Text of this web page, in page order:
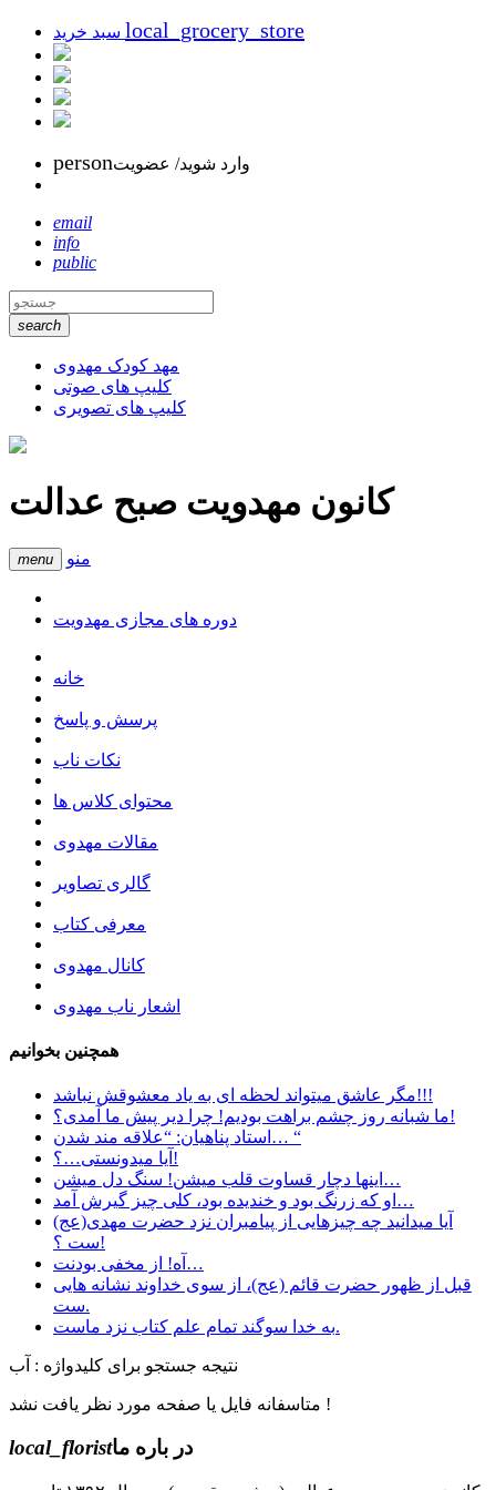
local_grocery_store
personوارد شوید/ عضویت
email
info
public
search
مهد کودک مهدوی
کلیپ های صوتی
کلیپ های تصویری
کانون مهدویت صبح عدالت
menu منو
دوره های مجازی مهدویت
خانه
پرسش و پاسخ
نکات ناب
محتوای کلاس ها
مقالات مهدوی
گالری تصاویر
معرفی کتاب
کانال مهدوی
اشعار ناب مهدوی
همچنین بخوانیم
مگر عاشق میتواند لحظه ای به یاد معشوقش نباشد!!!
ما شبانه روز چشم براهت بودیم! چرا دیر پیش ما آمدی؟!
استاد پناهیان: “علاقه مند شدن… “
آیا میدونستی…؟!
اینها دچار قساوت قلب میشن! سنگ دل میشن…
او که زرنگ بود و خندیده بود، کلی چیز گیرش آمد…
آیا میدانید چه چیزهایی از پیامبران نزد حضرت مهدی(عج)
ست ؟!
آه! از مخفی بودنت…
قبل از ظهور حضرت قائم (عج)، از سوی خداوند نشانه هایی
ست.
به خدا سوگند تمام علم کتاب نزد ماست.
نتیجه جستجو برای کلیدواژه : آب
متاسفانه فایل یا صفحه مورد نظر یافت نشد !
local_floristدر باره ما